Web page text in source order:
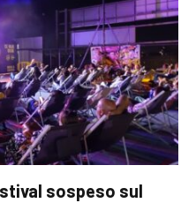
sospeso sul